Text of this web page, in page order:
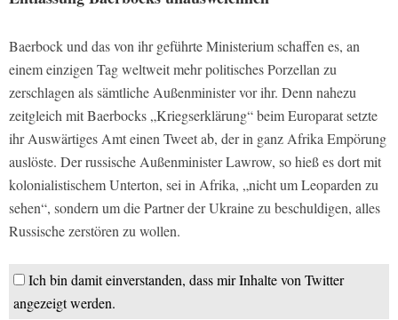
Baerbock und das von ihr geführte Ministerium schaffen es, an
einem einzigen Tag weltweit mehr politisches Porzellan zu
zerschlagen als sämtliche Außenminister vor ihr. Denn nahezu
zeitgleich mit Baerbocks „Kriegserklärung“ beim Europarat setzte
ihr Auswärtiges Amt einen Tweet ab, der in ganz Afrika Empörung
auslöste. Der russische Außenminister Lawrow, so hieß es dort mit
kolonialistischem Unterton, sei in Afrika, „nicht um Leoparden zu
sehen“, sondern um die Partner der Ukraine zu beschuldigen, alles
Russische zerstören zu wollen.
Ich bin damit einverstanden, dass mir Inhalte von Twitter
angezeigt werden.